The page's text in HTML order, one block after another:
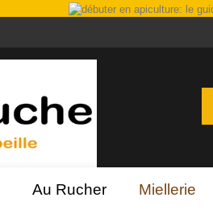
Au Rucher Miellerie